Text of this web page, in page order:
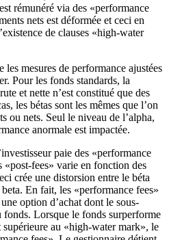
rémunéré via des «performance
nets est déformée et ceci en
de clauses «high-water
mesures de performance ajustées
Pour les fonds standards, la
et nette n’est constitué que des
les bétas sont les mêmes que l’on
ou nets. Seul le niveau de l’alpha,
anormale est impactée.
paie des «performance
fees» varie en fonction des
crée une distorsion entre le béta
En fait, les «performance fees»
option d’achat dont le sous-
fonds. Lorsque le fonds surperforme
supérieure au «high-water mark», le